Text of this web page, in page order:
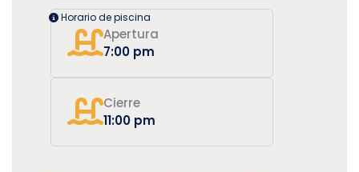
Horario de piscina
Apertura
7:00 pm
Cierre
11:00 pm